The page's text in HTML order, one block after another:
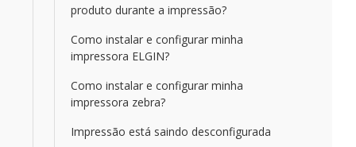
produto durante a impressão?
Como instalar e configurar minha
impressora ELGIN?
Como instalar e configurar minha
impressora zebra?
Impressão está saindo desconfigurada